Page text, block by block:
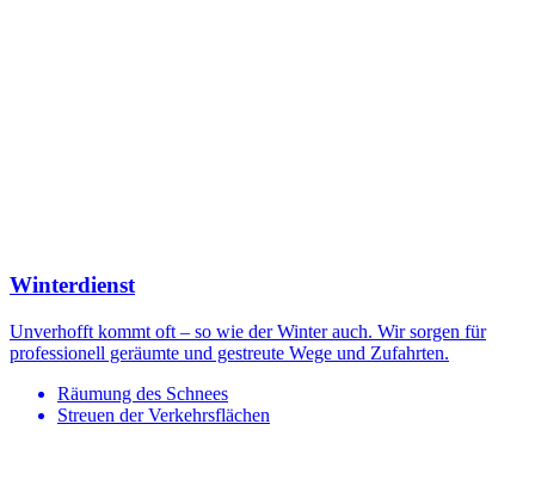
Winterdienst
Unverhofft kommt oft – so wie der Winter auch. Wir sorgen für
professionell geräumte und gestreute Wege und Zufahrten.
Räumung des Schnees
Streuen der Verkehrsflächen